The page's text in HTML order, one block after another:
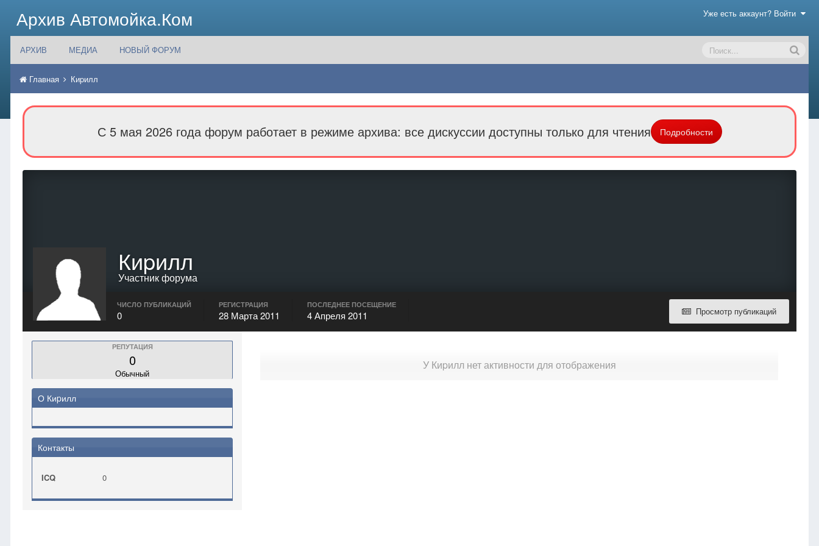
Архив Автомойка.Ком Уже есть аккаунт? Войти
АРХИВ МЕДИА НОВЫЙ ФОРУМ
Главная Киpилл
С 5 мая 2026 года форум работает в режиме архива: все дискуссии доступны только для чтения Подробности
Киpилл
Участник форума
Просмотр публикаций
ЧИСЛО ПУБЛИКАЦИЙ
0
РЕГИСТРАЦИЯ
28 Марта 2011
ПОСЛЕДНЕЕ ПОСЕЩЕНИЕ
4 Апреля 2011
РЕПУТАЦИЯ
0
Обычный
О Киpилл
Контакты
ICQ 0
У Киpилл нет активности для отображения